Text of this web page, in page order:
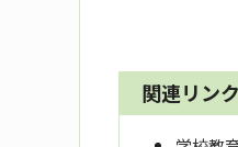
関連リンク